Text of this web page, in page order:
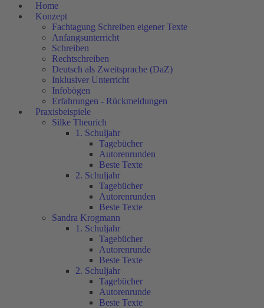
Home
Konzept
Fachtagung Schreiben eigener Texte
Anfangsunterricht
Schreiben
Rechtschreiben
Deutsch als Zweitsprache (DaZ)
Inklusiver Unterricht
Infobögen
Erfahrungen - Rückmeldungen
Praxisbeispiele
Silke Theurich
1. Schuljahr
Tagebücher
Autorenrunden
Beste Texte
2. Schuljahr
Tagebücher
Autorenrunden
Beste Texte
Sandra Krogmann
1. Schuljahr
Tagebücher
Autorenrunde
Beste Texte
2. Schuljahr
Tagebücher
Autorenrunde
Beste Texte